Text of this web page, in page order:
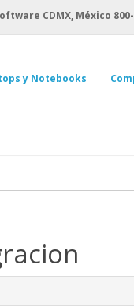
CDMX, México
y Notebooks